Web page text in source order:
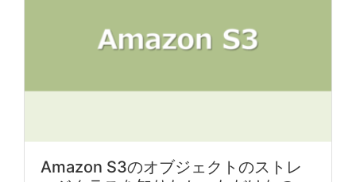
Amazon S3のオブジェクトのストレ